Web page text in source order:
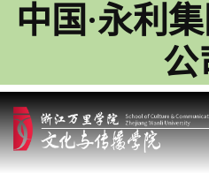
中国·永利
公